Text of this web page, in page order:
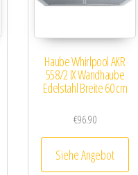
Haube Whirlpool AKR
558/2 IX Wandhaube
Edelstahl Breite 60 cm
€96.90
Siehe Angebot